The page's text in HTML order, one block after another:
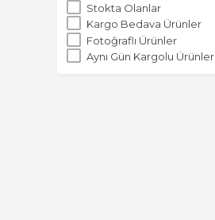
Stokta Olanlar
Kargo Bedava Ürünler
Fotoğraflı Ürünler
Aynı Gün Kargolu Ürünler